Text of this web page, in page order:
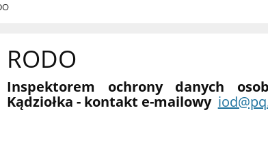
RODO
Inspektorem ochrony danych
Kądziołka - kontakt e-mailowy